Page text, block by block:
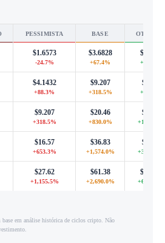
PESSIMISTA BASE
$1.6573
-24.7%
$3.6828
+67.4%
$8.1022
+268.3%
$4.1432
+88.3%
$9.207
+318.5%
$20.26
+820.7%
$9.207
+318.5%
$20.46
+830.0%
$45.01
$16.57
+653.3%
$36.83
+1,574.0%
$81.02
$27.62
+1,155.5%
$61.38
+2,690.0%
$135.04
em análise histórica de ciclos cripto. Não